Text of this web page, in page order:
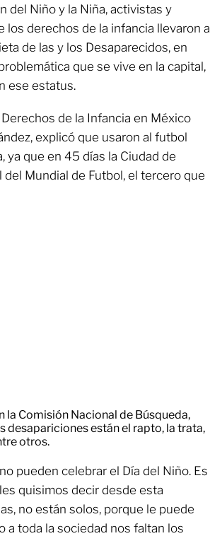
del Niño y la Niña, activistas y
los derechos de la infancia llevaron a
de las y los Desaparecidos, en
que se vive en la capital,
ese estatus.
de la Infancia en México
explicó que usaron al futbol
ya que en 45 días la Ciudad de
Mundial de Futbol, el tercero que
la Comisión Nacional de Búsqueda,
desapariciones están el rapto, la trata,
otros.
pueden celebrar el Día del Niño. Es
quisimos decir desde esta
no están solos, porque le puede
a toda la sociedad nos faltan los